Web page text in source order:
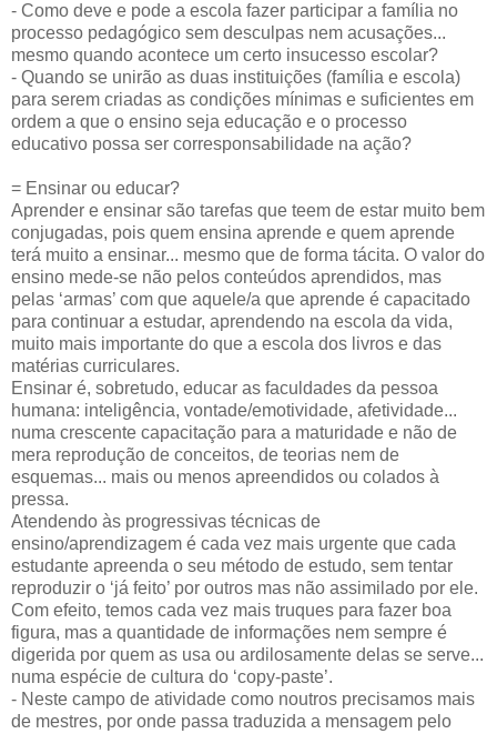
- Como deve e pode a escola fazer participar a família no
processo pedagógico sem desculpas nem acusações...
mesmo quando acontece um certo insucesso escolar?
- Quando se unirão as duas instituições (família e escola)
para serem criadas as condições mínimas e suficientes em
ordem a que o ensino seja educação e o processo
educativo possa ser corresponsabilidade na ação?
= Ensinar ou educar?
Aprender e ensinar são tarefas que teem de estar muito bem
conjugadas, pois quem ensina aprende e quem aprende
terá muito a ensinar... mesmo que de forma tácita. O valor do
ensino mede-se não pelos conteúdos aprendidos, mas
pelas ‘armas’ com que aquele/a que aprende é capacitado
para continuar a estudar, aprendendo na escola da vida,
muito mais importante do que a escola dos livros e das
matérias curriculares.
Ensinar é, sobretudo, educar as faculdades da pessoa
humana: inteligência, vontade/emotividade, afetividade...
numa crescente capacitação para a maturidade e não de
mera reprodução de conceitos, de teorias nem de
esquemas... mais ou menos apreendidos ou colados à
pressa.
Atendendo às progressivas técnicas de
ensino/aprendizagem é cada vez mais urgente que cada
estudante apreenda o seu método de estudo, sem tentar
reproduzir o ‘já feito’ por outros mas não assimilado por ele.
Com efeito, temos cada vez mais truques para fazer boa
figura, mas a quantidade de informações nem sempre é
digerida por quem as usa ou ardilosamente delas se serve...
numa espécie de cultura do ‘copy-paste’.
- Neste campo de atividade como noutros precisamos mais
de mestres, por onde passa traduzida a mensagem pelo